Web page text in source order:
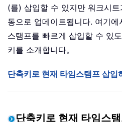
(를) 삽입할 수 있지만 워크시
동으로 업데이트됩니다. 여기
스탬프를 빠르게 삽입할 수 있
키를 소개합니다。
단축키로 현재 타임스탬프 삽입
단축키로 현재 타임스